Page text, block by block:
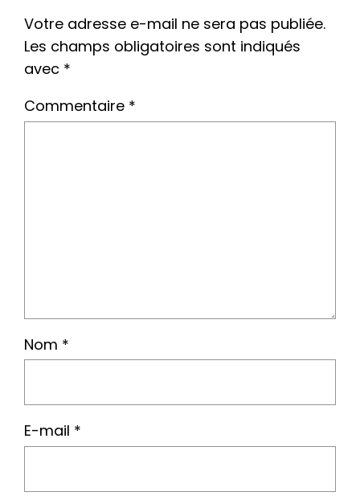
Votre adresse e-mail ne sera pas publiée.
Les champs obligatoires sont indiqués
avec *
Commentaire *
Nom *
E-mail *